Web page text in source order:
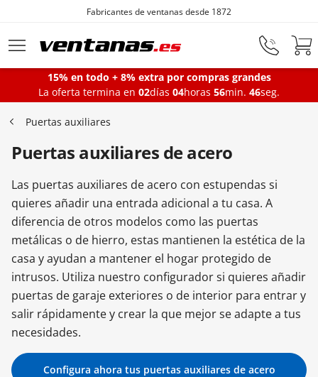
Ir al contenido principal
Fabricantes de ventanas desde 1872
Ventanas
Balconeras
Puertas Entrada
Puertas de garaje
Iniciar sesión
Contacta con nosotros
15% en todo + 8% extra por compras grandes
La oferta termina en 02días 04horas 56min. 45seg.
Puertas auxiliares
Puertas auxiliares de acero
Las puertas auxiliares de acero con estupendas si
quieres añadir una entrada adicional a tu casa. A
diferencia de otros modelos como las puertas
metálicas o de hierro, estas mantienen la estética de la
casa y ayudan a mantener el hogar protegido de
intrusos. Utiliza nuestro configurador si quieres añadir
puertas de garaje exteriores o de interior para entrar y
salir rápidamente y crear la que mejor se adapte a tus
necesidades.
Configura ahora tus puertas auxiliares de acero